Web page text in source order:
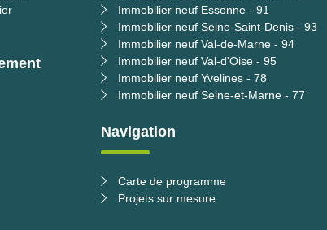
Immobilier neuf Essonne - 91
Immobilier neuf Seine-Saint-Denis - 93
Immobilier neuf Val-de-Marne - 94
Immobilier neuf Val-d'Oise - 95
Immobilier neuf Yvelines - 78
Immobilier neuf Seine-et-Marne - 77
Navigation
Carte de programme
Projets sur mesure